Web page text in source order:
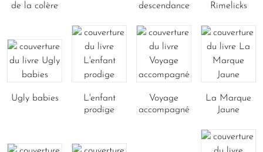
de la colère
descendance
Rimelicks
Ugly babies
L'enfant
prodige
Voyage
accompagné
La Marque
Jaune